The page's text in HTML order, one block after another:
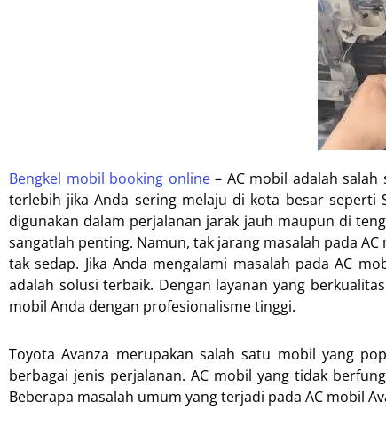
Bengkel mobil booking online– AC mobil adalah
terlebih jika Anda sering melaju di kota besar seperti
digunakan dalam perjalanan jarak jauh maupun di
sangatlah penting. Namun, tak jarang masalah pada
tak sedap. Jika Anda mengalami masalah pada AC
adalah solusi terbaik. Dengan layanan yang
mobil Anda dengan profesionalisme tinggi.
Toyota Avanza merupakan salah satu mobil yang
berbagai jenis perjalanan. AC mobil yang tidak
Beberapa masalah umum yang terjadi pada AC mobil